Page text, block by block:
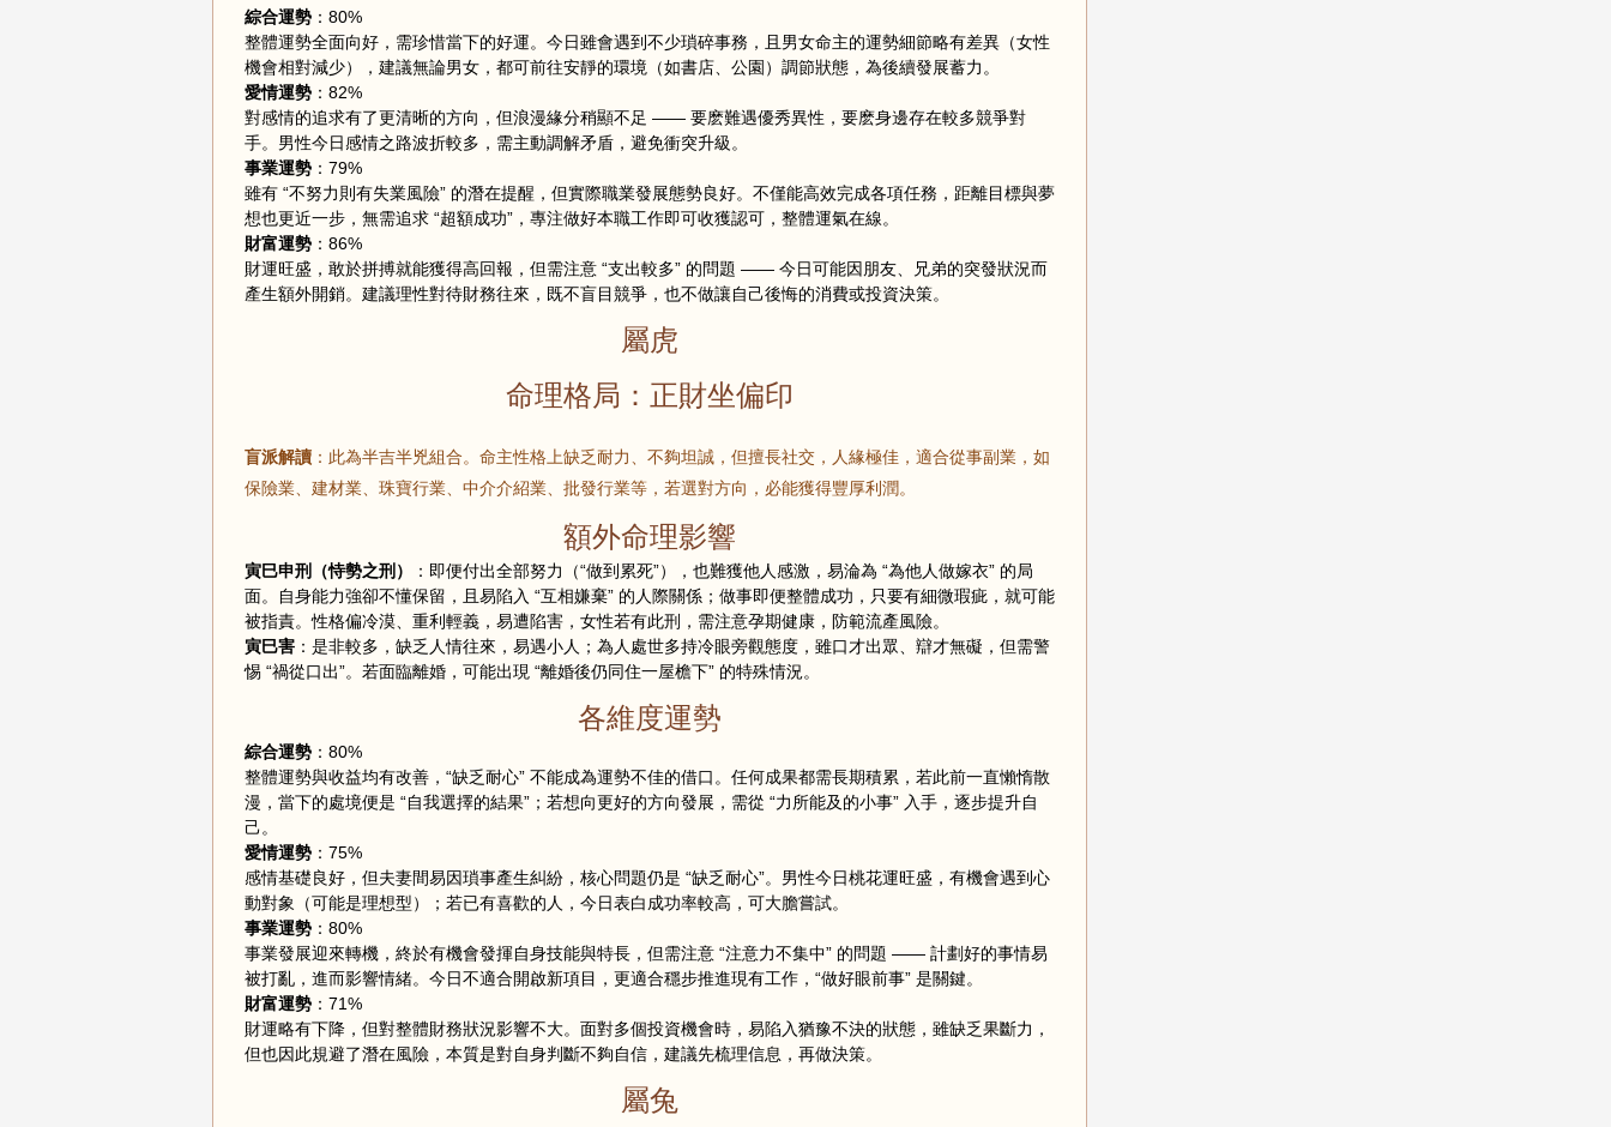
綜合運勢 ：80%
整體運勢全面向好，需珍惜當下的好運。今日雖會遇到不少瑣碎事務，且男女命主的運勢細節略有差異（女性
機會相對減少），建議無論男女，都可前往安靜的環境（如書店、公園）調節狀態，為後續發展蓄力。
愛情運勢 ：82%
對感情的追求有了更清晰的方向，但浪漫緣分稍顯不足 —— 要麽難遇優秀異性，要麽身邊存在較多競爭對
手。男性今日感情之路波折較多，需主動調解矛盾，避免衝突升級。
事業運勢 ：79%
雖有 “不努力則有失業風險” 的潛在提醒，但實際職業發展態勢良好。不僅能高效完成各項任務，距離目標與夢
想也更近一步，無需追求 “超額成功”，專注做好本職工作即可收獲認可，整體運氣在線。
財富運勢 ：86%
財運旺盛，敢於拼搏就能獲得高回報，但需注意 “支出較多” 的問題 —— 今日可能因朋友、兄弟的突發狀況而
產生額外開銷。建議理性對待財務往來，既不盲目競爭，也不做讓自己後悔的消費或投資決策。
屬虎
命理格局：正財坐偏印
盲派解讀 ：此為半吉半兇組合。命主性格上缺乏耐力、不夠坦誠，但擅長社交，人緣極佳，適合從事副業，如
保險業、建材業、珠寶行業、中介介紹業、批發行業等，若選對方向，必能獲得豐厚利潤。
額外命理影響
寅巳申刑（恃勢之刑）
：即便付出全部努力（“做到累死”），也難獲他人感激，易淪為 “為他人做嫁衣” 的局
面。自身能力強卻不懂保留，且易陷入 “互相嫌棄” 的人際關係；做事即便整體成功，只要有細微瑕疵，就可能
被指責。性格偏冷漠、重利輕義，易遭陷害，女性若有此刑，需注意孕期健康，防範流產風險。
寅巳害 ：是非較多，缺乏人情往來，易遇小人；為人處世多持冷眼旁觀態度，雖口才出眾、辯才無礙，但需警
惕 “禍從口出”。若面臨離婚，可能出現 “離婚後仍同住一屋檐下” 的特殊情況。
各維度運勢
綜合運勢 ：80%
整體運勢與收益均有改善，“缺乏耐心” 不能成為運勢不佳的借口。任何成果都需長期積累，若此前一直懶惰散
漫，當下的處境便是 “自我選擇的結果”；若想向更好的方向發展，需從 “力所能及的小事” 入手，逐步提升自
己。
愛情運勢 ：75%
感情基礎良好，但夫妻間易因瑣事產生糾紛，核心問題仍是 “缺乏耐心”。男性今日桃花運旺盛，有機會遇到心
動對象（可能是理想型）；若已有喜歡的人，今日表白成功率較高，可大膽嘗試。
事業運勢 ：80%
事業發展迎來轉機，終於有機會發揮自身技能與特長，但需注意 “注意力不集中” 的問題 —— 計劃好的事情易
被打亂，進而影響情緒。今日不適合開啟新項目，更適合穩步推進現有工作，“做好眼前事” 是關鍵。
財富運勢 ：71%
財運略有下降，但對整體財務狀況影響不大。面對多個投資機會時，易陷入猶豫不決的狀態，雖缺乏果斷力，
但也因此規避了潛在風險，本質是對自身判斷不夠自信，建議先梳理信息，再做決策。
屬兔